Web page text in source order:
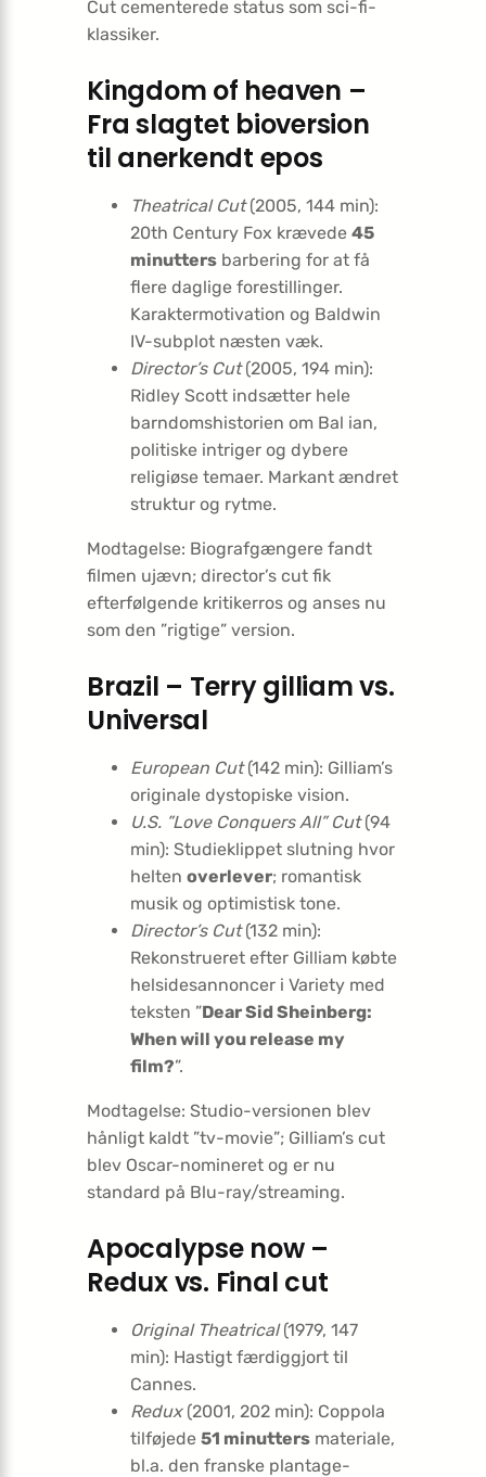
Cut cementerede status som sci-fi-
klassiker.
Kingdom of heaven –
Fra slagtet bioversion
til anerkendt epos
Theatrical Cut(2005, 144 min):
20th Century Fox krævede 45
minutters barbering for at få
flere daglige forestillinger.
Karaktermotivation og Baldwin
IV-subplot næsten væk.
Director’s Cut(2005, 194 min):
Ridley Scott indsætter hele
barndomshistorien om Bal ian,
politiske intriger og dybere
religiøse temaer. Markant ændret
struktur og rytme.
Modtagelse: Biografgængere fandt
filmen ujævn; director’s cut fik
efterfølgende kritikerros og anses nu
som den ”rigtige” version.
Brazil – Terry gilliam vs.
Universal
European Cut(142 min): Gilliam’s
originale dystopiske vision.
U.S. ”Love Conquers All” Cut(94
min): Studieklippet slutning hvor
helten overlever; romantisk
musik og optimistisk tone.
Director’s Cut(132 min):
Rekonstrueret efter Gilliam købte
helsidesannoncer i Variety med
teksten ”Dear Sid Sheinberg:
When will you release my
film?”.
Modtagelse: Studio-versionen blev
hånligt kaldt ”tv-movie”; Gilliam’s cut
blev Oscar-nomineret og er nu
standard på Blu-ray/streaming.
Apocalypse now –
Redux vs. Final cut
Original Theatrical(1979, 147
min): Hastigt færdiggjort til
Cannes.
Redux(2001, 202 min): Coppola
tilføjede 51 minutters materiale,
bl.a. den franske plantage-